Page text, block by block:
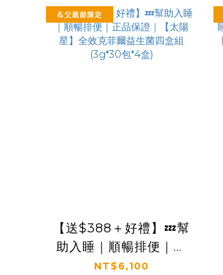
版八盒組(3g*30包*8
盒)
💪父親節限定
【送$388＋好禮】💤幫
助入睡｜順暢排便｜正
品保證｜【太陽星】全
NT$6,100